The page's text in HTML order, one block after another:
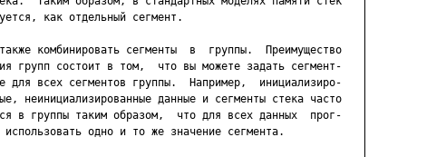
как отдельный сегмент.
комбинировать сегменты  в  группы.  Преимущество
групп состоит в том,  что вы можете задать сегмент-
для всех сегментов группы.  Например,  инициализиро-
неинициализированные данные и сегменты стека часто
в группы таким образом,  что для всех данных  прог-
использовать одно и то же значение сегмента.